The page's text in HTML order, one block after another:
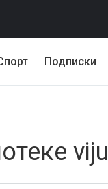
Подписки
viju